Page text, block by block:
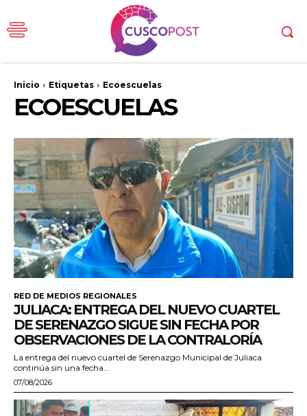
Inicio Etiquetas Ecoescuelas
ECOESCUELAS
RED DE MEDIOS REGIONALES
JULIACA: ENTREGA DEL NUEVO CUARTEL
DE SERENAZGO SIGUE SIN FECHA POR
OBSERVACIONES DE LA CONTRALORÍA
La entrega del nuevo cuartel de Serenazgo Municipal de Juliaca
continúa sin una fecha...
07/08/2026